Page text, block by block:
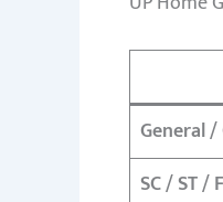
General /
SC / ST /